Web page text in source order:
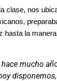
nos ubica
hasta la
mucho